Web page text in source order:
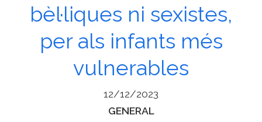
bèl·liques ni sexistes,
per als infants més
vulnerables
12/12/2023
Categories
GENERAL